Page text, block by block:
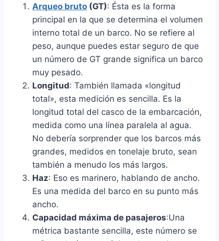
Arqueo bruto (GT): Ésta es la forma
principal en la que se determina el volumen
interno total de un barco. No se refiere al
peso, aunque puedes estar seguro de que
un número de GT grande significa un barco
muy pesado.
Longitud: También llamada «longitud
total», esta medición es sencilla. Es la
longitud total del casco de la embarcación,
medida como una línea paralela al agua.
No debería sorprender que los barcos más
grandes, medidos en tonelaje bruto, sean
también a menudo los más largos.
Haz: Eso es marinero, hablando de ancho.
Es una medida del barco en su punto más
ancho.
Capacidad máxima de pasajeros:Una
métrica bastante sencilla, este número se